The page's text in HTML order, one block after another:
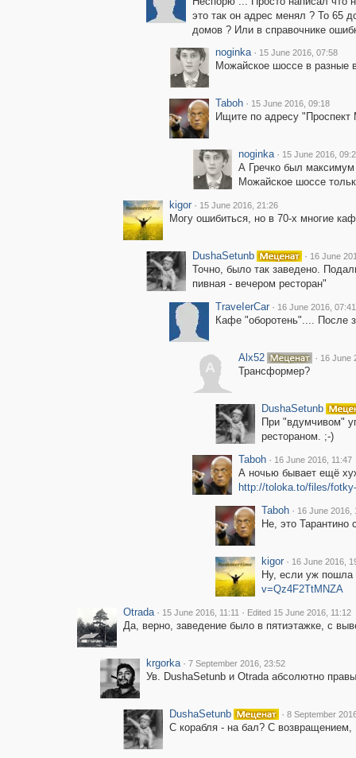
это так он адрес менял ? То 65
домов ? Или в справочнике
noginka · 15 June 2016, 07:58
Можайское шоссе в разные
Taboh · 15 June 2016, 09:18
Ищите по адресу
noginka · 15 June 2016,
А Гречко был
Можайское шоссе
kigor · 15 June 2016, 21:26
Могу ошибиться, но в 70-х многие
DushaSetunb · 16 June
Точно, было так заведено.
пивная - вечером ресторан"
ТrаvеIеrCar · 16 June 2016, 07:41
Кафе "оборотень".... После
A
Alx52 · 16 June
Трансформер?
DushaSetunb
При "вдумчивом"
рестораном. ;-)
Taboh · 16 June 2016, 11:47
А ночью бывает ещё
http://toloka.to/files/
Taboh · 16 June 2016,
Не, это Тарантино
kigor · 16 June 2016,
Ну, если уж пошла
v=Qz4F2TtMNZA
Otrada · 15 June 2016, 11:11 · Edited 15 June 2016, 11:12
Да, верно, заведение было в пятиэтажке, с
krgorka · 7 September 2016, 23:52
Ув. DushaSetunb и Otrada абсолютно
DushaSetunb · 8 September
С корабля - на бал? С возвращением,